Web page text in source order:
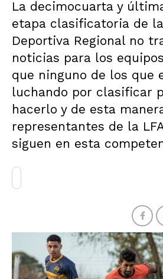
La decimocuarta y
etapa clasificatoria de
Deportiva Regional no
noticias para los
que ninguno de los que
luchando por clasificar
hacerlo y de esta
representantes de la
siguen en esta